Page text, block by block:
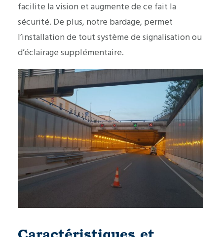
facilite la vision et augmente de ce fait la
sécurité. De plus, notre bardage, permet
l’installation de tout système de signalisation ou
d’éclairage supplémentaire.